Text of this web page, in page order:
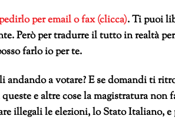
per email o fax (clicca). Ti puoi
Però per tradurre il tutto in realtà
farlo io per te.
a votare? E se domandi ti
e altre cose la magistratura non
illegali le elezioni, lo Stato Italiano,